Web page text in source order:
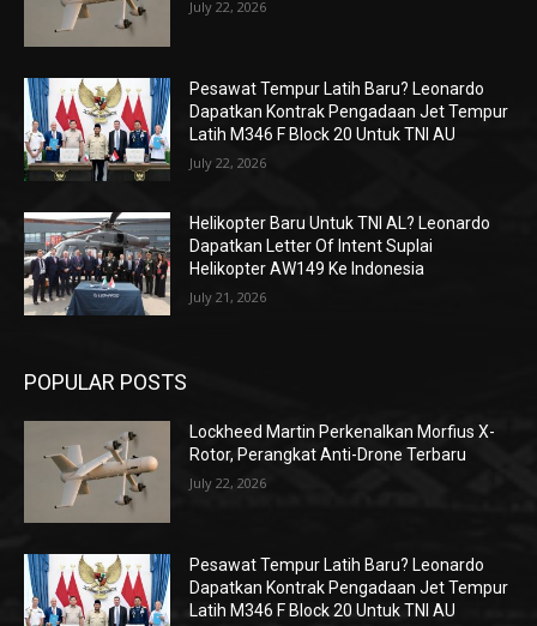
July 22, 2026
Pesawat Tempur Latih Baru? Leonardo
Dapatkan Kontrak Pengadaan Jet Tempur
Latih M346 F Block 20 Untuk TNI AU
July 22, 2026
Helikopter Baru Untuk TNI AL? Leonardo
Dapatkan Letter Of Intent Suplai
Helikopter AW149 Ke Indonesia
July 21, 2026
POPULAR POSTS
Lockheed Martin Perkenalkan Morfius X-
Rotor, Perangkat Anti-Drone Terbaru
July 22, 2026
Pesawat Tempur Latih Baru? Leonardo
Dapatkan Kontrak Pengadaan Jet Tempur
Latih M346 F Block 20 Untuk TNI AU